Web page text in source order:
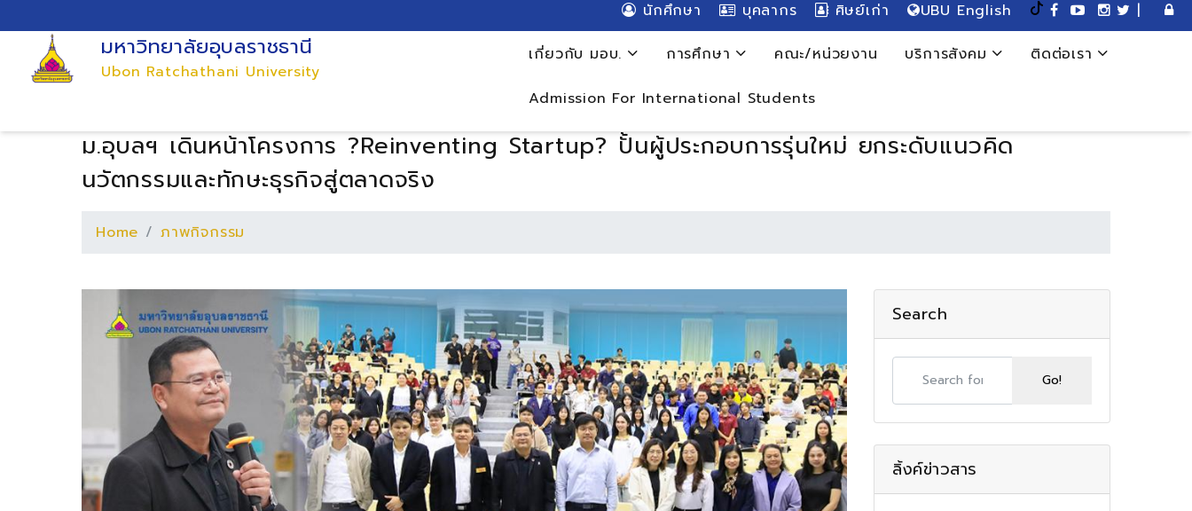
นักศึกษา บุคลากร ศิษย์เก่า UBU English |
มหาวิทยาลัยอุบลราชธานี
Ubon Ratchathani University
เกี่ยวกับ มอบ. การศึกษา คณะ/หน่วยงาน บริการสังคม ติดต่อเรา
Admission For International Students
ม.อุบลฯ เดินหน้าโครงการ ?Reinventing Startup? ปั้นผู้ประกอบการรุ่นใหม่ ยกระดับแนวคิด
นวัตกรรมและทักษะธุรกิจสู่ตลาดจริง
Home ภาพกิจกรรม
Search
ลิ้งค์ข่าวสาร